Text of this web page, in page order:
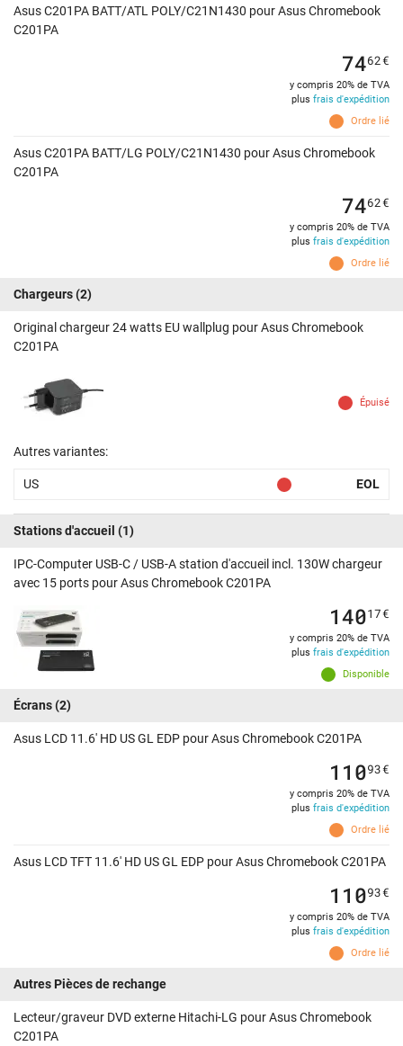
Asus C201PA BATT/ATL POLY/C21N1430 pour Asus Chromebook
C201PA
Ordre lié
7462€
y compris 20% de TVA
plus frais d'expédition
Asus C201PA BATT/LG POLY/C21N1430 pour Asus Chromebook
C201PA
Ordre lié
7462€
y compris 20% de TVA
plus frais d'expédition
Chargeurs(2)
Original chargeur 24 watts EU wallplug pour Asus Chromebook
C201PA
Épuisé
Autres variantes:
US EOL
Stations d'accueil (1)
IPC-Computer USB-C / USB-A station d'accueil incl. 130W chargeur
avec 15 ports pour Asus Chromebook C201PA
Disponible
14017€
y compris 20% de TVA
plus frais d'expédition
Écrans(2)
Asus LCD 11.6' HD US GL EDP pour Asus Chromebook C201PA
Ordre lié
11093€
y compris 20% de TVA
plus frais d'expédition
Asus LCD TFT 11.6' HD US GL EDP pour Asus Chromebook C201PA
Ordre lié
11093€
y compris 20% de TVA
plus frais d'expédition
Autres Pièces de rechange
Lecteur/graveur DVD externe Hitachi-LG pour Asus Chromebook
C201PA